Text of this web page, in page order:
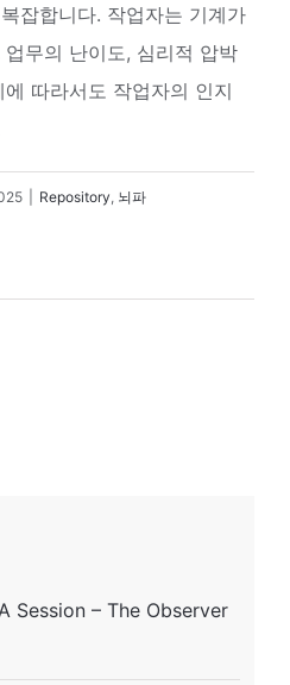
잡합니다. 작업자는 기계가
무의 난이도, 심리적 압박
따라서도 작업자의 인지
Repository 뇌파
Session – The Observer